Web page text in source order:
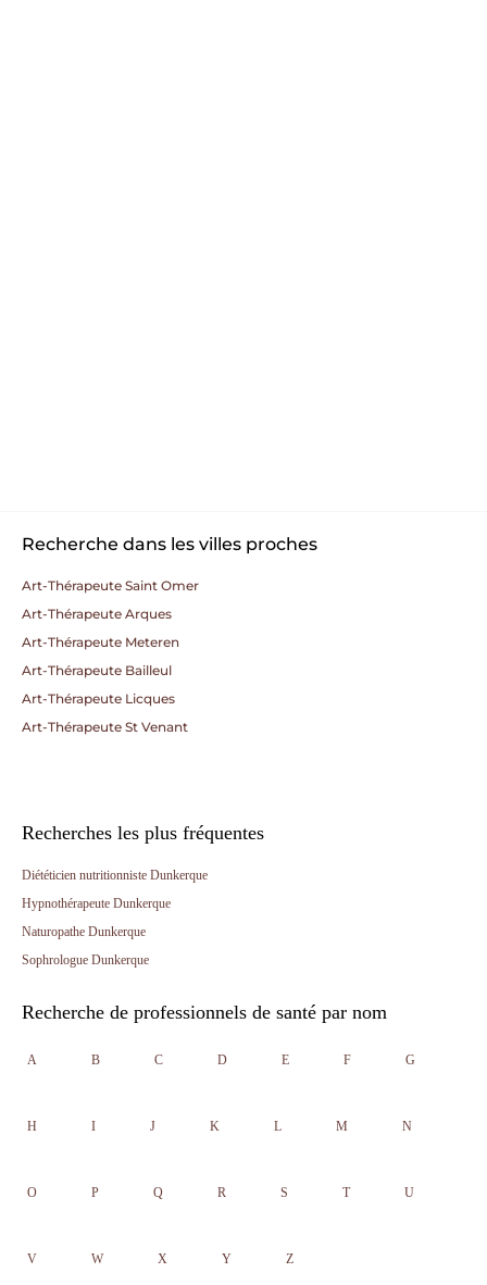
Recherche dans les villes proches
Art-Thérapeute Saint Omer
Art-Thérapeute Arques
Art-Thérapeute Meteren
Art-Thérapeute Bailleul
Art-Thérapeute Licques
Art-Thérapeute St Venant
Recherches les plus fréquentes
Diététicien nutritionniste Dunkerque
Hypnothérapeute Dunkerque
Naturopathe Dunkerque
Sophrologue Dunkerque
Recherche de professionnels de santé par nom
A B C D E F G
H I J K L M N
O P Q R S T U
V W X Y Z